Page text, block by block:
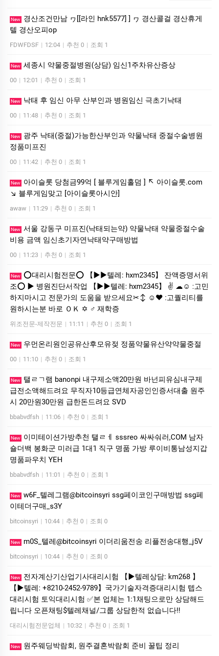
New
경산조건만남 ヮ[[라인 hnk5577] ] ヮ 경산콜걸 경산휴게
텔 경산오피op
FDWFDSF | 12:04 | 추천 0 | 조회 1
New 세종시 약물중절병원(상담) 임신1주차유산증상
00 | 12:01 | 추천 0 | 조회 1
New 낙태 후 임신 아무 산부인과 병원임신 극초기낙­태
00 | 11:48 | 추천 0 | 조회 1
New
광주 낙태(중절)가능한산부인과 약물낙태 중절수술병원
정품미­프진
00 | 11:42 | 추천 0 | 조회 1
New
아이슬롯 당첨금99억 [ 블루게임홀덤 ] ↖ 아이슬롯.com
↘ 블루게임맞고 [아이슬롯아시안]
awaw | 11:29 | 추천 0 | 조회 1
New 서울 강동구 미프진(낙태되는약) 약물낙태 약물중절수술
비용 금액 임신초기자연낙태약구매방법
00 | 11:23 | 추천 0 | 조회 1
New
⭕️대리시험전문⭕️ 【▶▶텔레: hxm2345】 잔액증명서위
조⭕️ ▶ 병원진단서작업 【▶▶텔레: hxm2345】 ✌ ☁☺ ː고민
하지마시고 전문가의 도움을 받으세요✂↕ ☺♥ ː고퀄리티를
원하시는분 바로 ＯＫ ✡ ♂ 재학증
위조전문-제작전문 | 11:11 | 추천 0 | 조회 1
New 우먼온리원인공유산후모유젖 정품약물유산약약물중절
00 | 11:10 | 추천 0 | 조회 1
New
탤ㄹㄱ램 banonpi 내구제소액20만원 바넌피유심내구제
급전소액해드려요 무직자10등급연체자공인인증서대출 원주
시 20만원30만원 급한돈드려요 SVD
bbabvdfsh | 11:06 | 추천 0 | 조회 1
New
이미테이션가방추천 탤ㄹㅔ sssreo 싸싸숴러,COM 남자
숄더백 봉화군 미러급 1대1 직구 명품 가방 루이비통남성지갑
명품파우치 YEH
bbabvdfsh | 11:01 | 추천 0 | 조회 1
New w6F_텔레그램@bitcoinsyri ssg페이코인구매방법 ssg페
이테더구매_s3Y
bitcoinsyri | 10:44 | 추천 0 | 조회 0
New m0S_텔레@bitcoinsyri 이더리움전송 리플전송대행_j5V
bitcoinsyri | 10:44 | 추천 0 | 조회 0
New
전자계산기산업기사대리시험 【▶텔레상담: km268 】
【▶텔레: +8210-2452-9789】국가기술자격증대리시험 텝스
대리시험 토익대리시험 ✅본 업체는 1:1채팅으로만 상담해드
립니다 오픈채팅$텔레채널/그룹 상담한적 없습니다!!
대리시험전문업체 | 10:32 | 추천 0 | 조회 1
New 원주웨딩박람회, 원주결혼박람회 준비 꿀팁 정리